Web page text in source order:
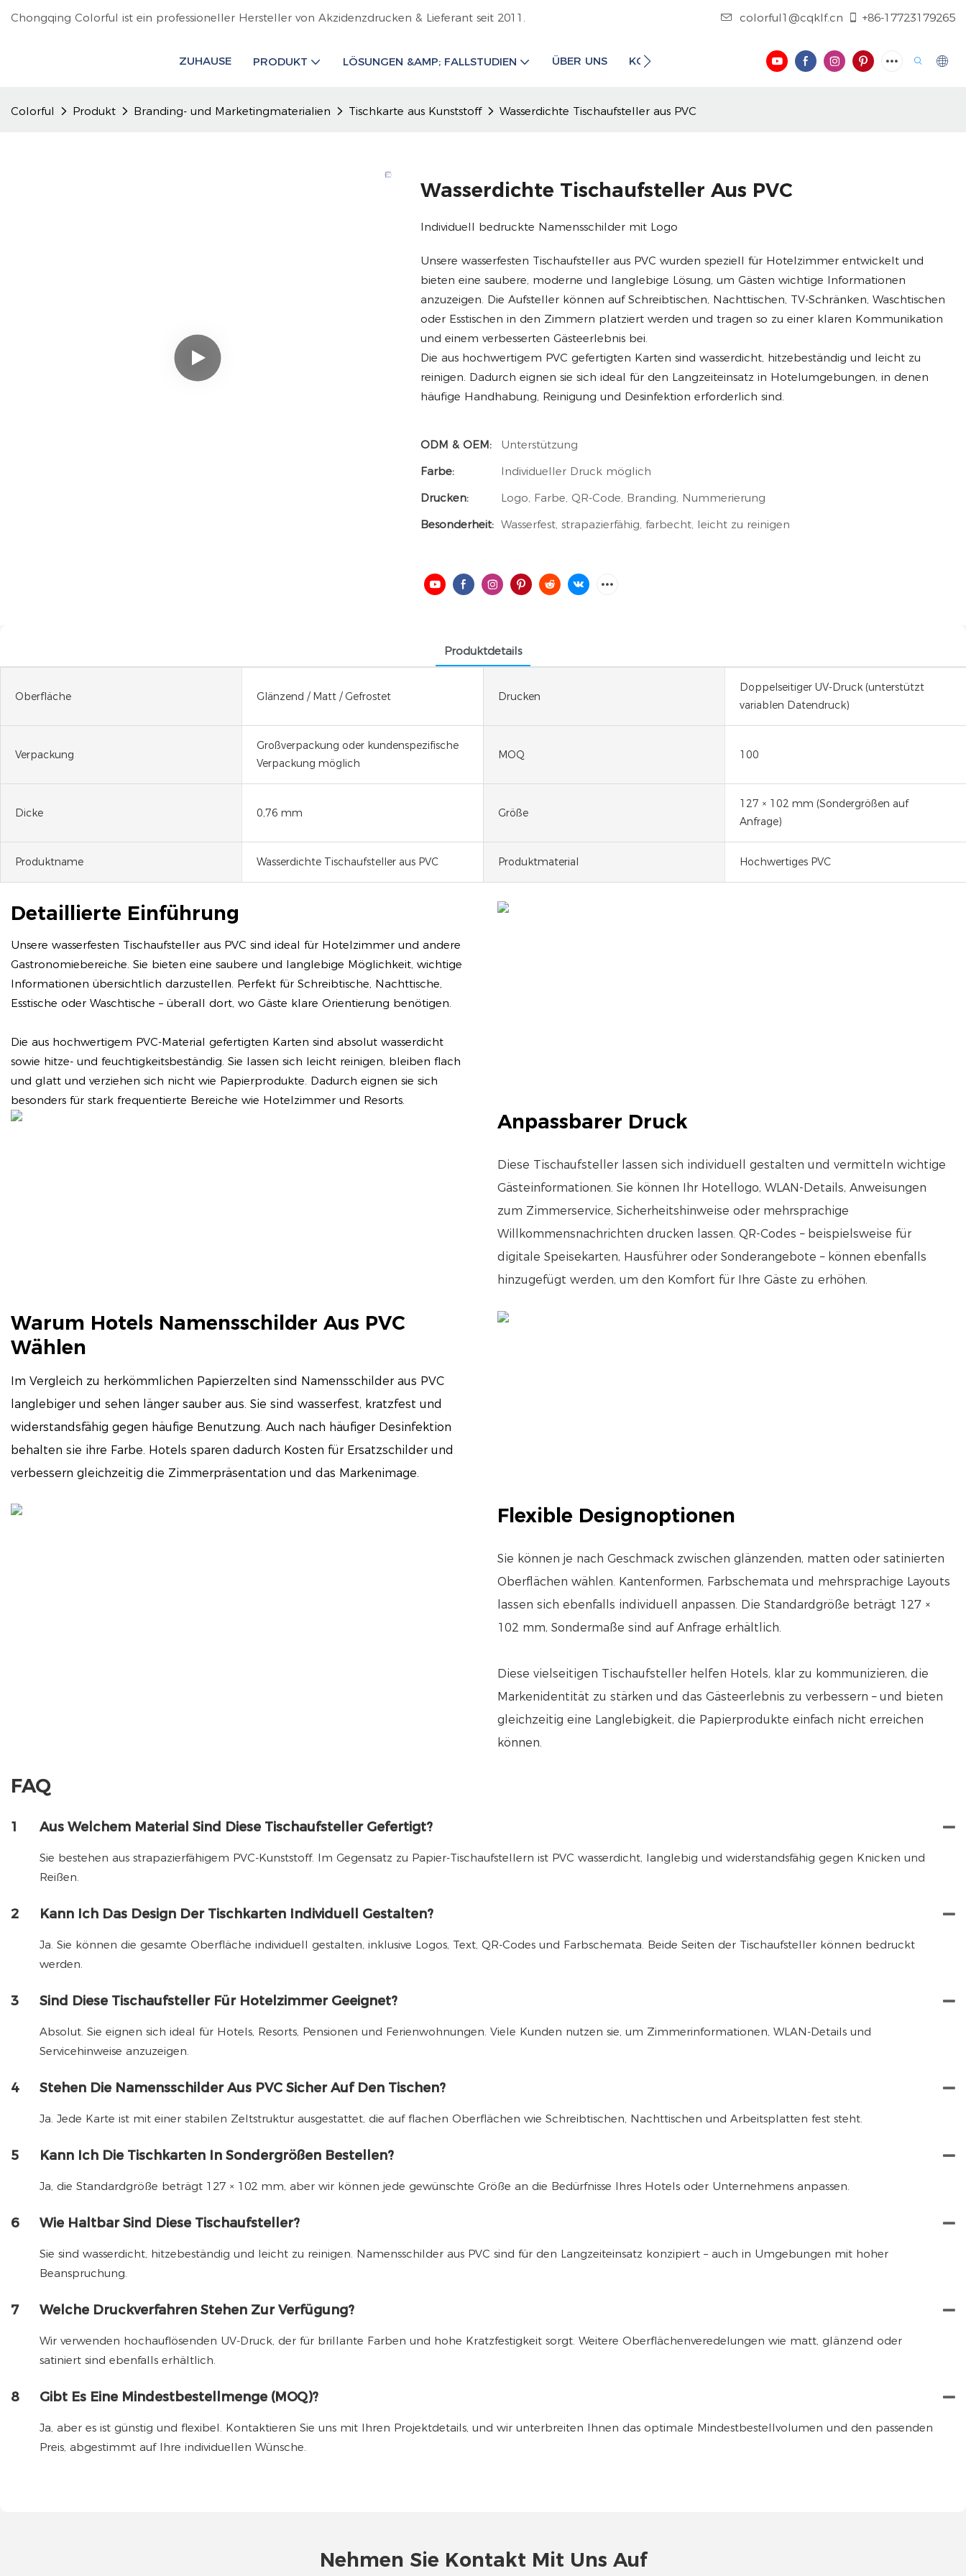
Chongqing Colorful ist ein professioneller Hersteller von Akzidenzdrucken & Lieferant seit 2011. colorful1@cqklf.cn +86-17723179265
ZUHAUSE PRODUKT LÖSUNGEN &AMP; FALLSTUDIEN ÜBER UNS KONTAKTIEREN SIE UNS BLOG VIDEO
Colorful Produkt Branding- und Marketingmaterialien Tischkarte aus Kunststoff Wasserdichte Tischaufsteller aus PVC
Wasserdichte Tischaufsteller Aus PVC
Individuell bedruckte Namensschilder mit Logo
Unsere wasserfesten Tischaufsteller aus PVC wurden speziell für Hotelzimmer entwickelt und
bieten eine saubere, moderne und langlebige Lösung, um Gästen wichtige Informationen
anzuzeigen. Die Aufsteller können auf Schreibtischen, Nachttischen, TV-Schränken, Waschtischen
oder Esstischen in den Zimmern platziert werden und tragen so zu einer klaren Kommunikation
und einem verbesserten Gästeerlebnis bei.
Die aus hochwertigem PVC gefertigten Karten sind wasserdicht, hitzebeständig und leicht zu
reinigen. Dadurch eignen sie sich ideal für den Langzeiteinsatz in Hotelumgebungen, in denen
häufige Handhabung, Reinigung und Desinfektion erforderlich sind.
ODM & OEM:
Unterstützung
Farbe:
Individueller Druck möglich
Drucken:
Logo, Farbe, QR-Code, Branding, Nummerierung
Besonderheit: Wasserfest, strapazierfähig, farbecht, leicht zu reinigen
Produktdetails
Oberfläche Glänzend / Matt / Gefrostet Drucken
Doppelseitiger UV-Druck (unterstützt
variablen Datendruck)
Verpackung
Großverpackung oder kundenspezifische
Verpackung möglich
MOQ 100
Dicke 0,76 mm Größe
127 × 102 mm (Sondergrößen auf
Anfrage)
Produktname Wasserdichte Tischaufsteller aus PVC Produktmaterial Hochwertiges PVC
Detaillierte Einführung
Unsere wasserfesten Tischaufsteller aus PVC sind ideal für Hotelzimmer und andere
Gastronomiebereiche. Sie bieten eine saubere und langlebige Möglichkeit, wichtige
Informationen übersichtlich darzustellen. Perfekt für Schreibtische, Nachttische,
Esstische oder Waschtische – überall dort, wo Gäste klare Orientierung benötigen.
Die aus hochwertigem PVC-Material gefertigten Karten sind absolut wasserdicht
sowie hitze- und feuchtigkeitsbeständig. Sie lassen sich leicht reinigen, bleiben flach
und glatt und verziehen sich nicht wie Papierprodukte. Dadurch eignen sie sich
besonders für stark frequentierte Bereiche wie Hotelzimmer und Resorts.
Anpassbarer Druck
Diese Tischaufsteller lassen sich individuell gestalten und vermitteln wichtige
Gästeinformationen. Sie können Ihr Hotellogo, WLAN-Details, Anweisungen
zum Zimmerservice, Sicherheitshinweise oder mehrsprachige
Willkommensnachrichten drucken lassen. QR-Codes – beispielsweise für
digitale Speisekarten, Hausführer oder Sonderangebote – können ebenfalls
hinzugefügt werden, um den Komfort für Ihre Gäste zu erhöhen.
Warum Hotels Namensschilder Aus PVC
Wählen
Im Vergleich zu herkömmlichen Papierzelten sind Namensschilder aus PVC
langlebiger und sehen länger sauber aus. Sie sind wasserfest, kratzfest und
widerstandsfähig gegen häufige Benutzung. Auch nach häufiger Desinfektion
behalten sie ihre Farbe. Hotels sparen dadurch Kosten für Ersatzschilder und
verbessern gleichzeitig die Zimmerpräsentation und das Markenimage.
Flexible Designoptionen
Sie können je nach Geschmack zwischen glänzenden, matten oder satinierten
Oberflächen wählen. Kantenformen, Farbschemata und mehrsprachige Layouts
lassen sich ebenfalls individuell anpassen. Die Standardgröße beträgt 127 ×
102 mm, Sondermaße sind auf Anfrage erhältlich.
Diese vielseitigen Tischaufsteller helfen Hotels, klar zu kommunizieren, die
Markenidentität zu stärken und das Gästeerlebnis zu verbessern – und bieten
gleichzeitig eine Langlebigkeit, die Papierprodukte einfach nicht erreichen
können.
FAQ
1 Aus Welchem ​​Material Sind Diese Tischaufsteller Gefertigt?
Sie bestehen aus strapazierfähigem PVC-Kunststoff. Im Gegensatz zu Papier-Tischaufstellern ist PVC wasserdicht, langlebig und widerstandsfähig gegen Knicken und
Reißen.
2 Kann Ich Das Design Der Tischkarten Individuell Gestalten?
Ja. Sie können die gesamte Oberfläche individuell gestalten, inklusive Logos, Text, QR-Codes und Farbschemata. Beide Seiten der Tischaufsteller können bedruckt
werden.
3 Sind Diese Tischaufsteller Für Hotelzimmer Geeignet?
Absolut. Sie eignen sich ideal für Hotels, Resorts, Pensionen und Ferienwohnungen. Viele Kunden nutzen sie, um Zimmerinformationen, WLAN-Details und
Servicehinweise anzuzeigen.
4 Stehen Die Namensschilder Aus PVC Sicher Auf Den Tischen?
Ja. Jede Karte ist mit einer stabilen Zeltstruktur ausgestattet, die auf flachen Oberflächen wie Schreibtischen, Nachttischen und Arbeitsplatten fest steht.
5 Kann Ich Die Tischkarten In Sondergrößen Bestellen?
Ja, die Standardgröße beträgt 127 × 102 mm, aber wir können jede gewünschte Größe an die Bedürfnisse Ihres Hotels oder Unternehmens anpassen.
6 Wie Haltbar Sind Diese Tischaufsteller?
Sie sind wasserdicht, hitzebeständig und leicht zu reinigen. Namensschilder aus PVC sind für den Langzeiteinsatz konzipiert – auch in Umgebungen mit hoher
Beanspruchung.
7 Welche Druckverfahren Stehen Zur Verfügung?
Wir verwenden hochauflösenden UV-Druck, der für brillante Farben und hohe Kratzfestigkeit sorgt. Weitere Oberflächenveredelungen wie matt, glänzend oder
satiniert sind ebenfalls erhältlich.
8 Gibt Es Eine Mindestbestellmenge (MOQ)?
Ja, aber es ist günstig und flexibel. Kontaktieren Sie uns mit Ihren Projektdetails, und wir unterbreiten Ihnen das optimale Mindestbestellvolumen und den passenden
Preis, abgestimmt auf Ihre individuellen Wünsche.
Nehmen Sie Kontakt Mit Uns Auf